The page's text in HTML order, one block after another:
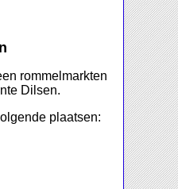
rommelmarkten
Dilsen.
plaatsen: